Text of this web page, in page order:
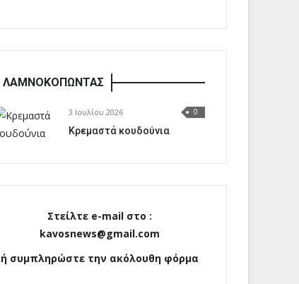
ΛΑΜΝΟΚΟΠΩΝΤΑΣ
3 Ιουλίου 2026 0
Κρεμαστά κουδούνια
Στείλτε e-mail στο :
kavosnews@gmail.com
ή συμπληρώστε την ακόλουθη φόρμα